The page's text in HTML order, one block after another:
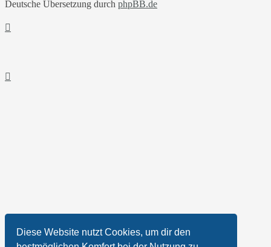
Diese Website nutzt Cookies, um dir den
Deutsche Übersetzung durch phpBB.de